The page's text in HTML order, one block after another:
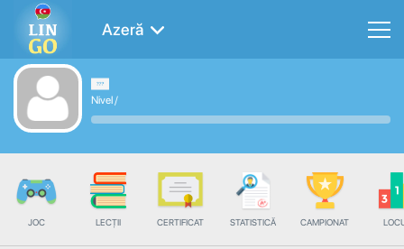
Azeră
Nivel/
JOC LECȚII CERTIFICAT STATISTICĂ CAMPIONAT